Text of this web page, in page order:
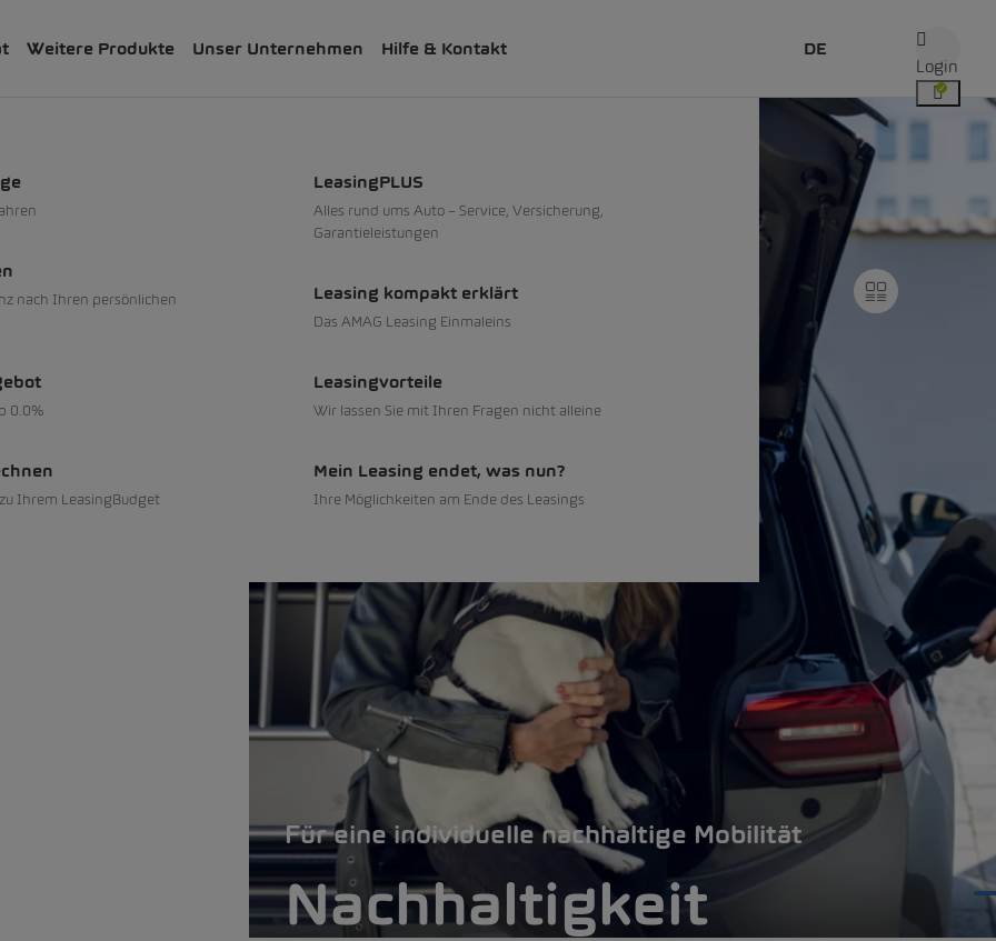
Weitere Produkte Unser Unternehmen Hilfe & Kontakt
nach Ihren persönlichen
0.0%
Ihrem LeasingBudget
LeasingPLUS
Alles rund ums Auto – Service, Versicherung,
Garantieleistungen
Leasing kompakt erklärt
Das AMAG Leasing Einmaleins
Leasingvorteile
Wir lassen Sie mit Ihren Fragen nicht alleine
Mein Leasing endet, was nun?
Ihre Möglichkeiten am Ende des Leasings
DE
Login
Für eine individuelle nachhaltige Mobilität
Nachhaltigkeit